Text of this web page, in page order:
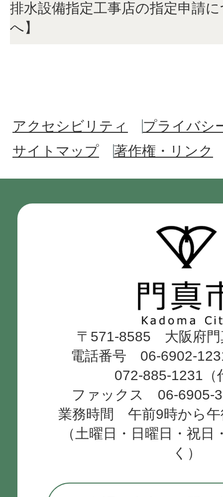
排水設備指定工事店の指定申請
へ】
アクセシビリティ
プライバシ
サイトマップ
著作権・リンク
市
Kadoma
City
〒571-8585 大阪府門
電話番号 06-6902-
072-885-1231（
ファックス 06-6905-
業務時間 午前9時から午
（土曜日・日曜日・祝日
く）